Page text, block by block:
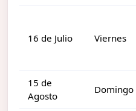
16 de Julio Viernes
15 de
Agosto
Domingo